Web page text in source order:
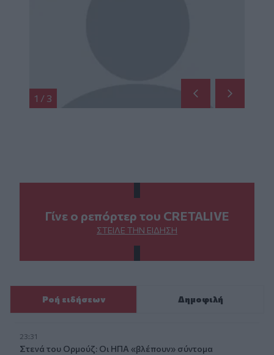
1 / 3
Γίνε ο ρεπόρτερ του CRETALIVE
ΣΤΕΊΛΕ ΤΗΝ ΕΊΔΗΣΗ
Ροή ειδήσεων Δημοφιλή
23:31
Στενά του Ορμούζ: Οι ΗΠΑ «βλέπουν» σύντομα